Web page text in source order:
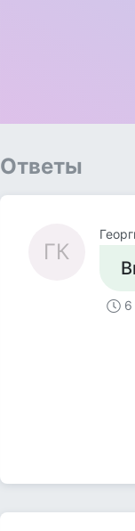
Ответы
ГК
6